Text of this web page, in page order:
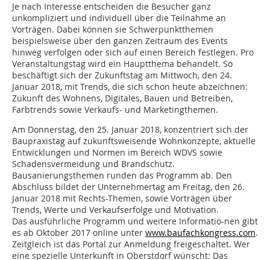
Je nach Interesse entscheiden die Besucher ganz
unkompliziert und individuell über die Teilnahme an
Vorträgen. Dabei können sie Schwerpunktthemen
beispielsweise über den ganzen Zeitraum des Events
hinweg verfolgen oder sich auf einen Bereich festlegen. Pro
Veranstaltungstag wird ein Hauptthema behandelt. So
beschäftigt sich der Zukunftstag am Mittwoch, den 24.
Januar 2018, mit Trends, die sich schon heute abzeichnen:
Zukunft des Wohnens, Digitales, Bauen und Betreiben,
Farbtrends sowie Verkaufs- und Marketingthemen.
Am Donnerstag, den 25. Januar 2018, konzentriert sich der
Baupraxistag auf zukunftsweisende Wohnkonzepte, aktuelle
Entwicklungen und Normen im Bereich WDVS sowie
Schadensvermeidung und Brandschutz.
Bausanierungsthemen runden das Programm ab. Den
Abschluss bildet der Unternehmertag am Freitag, den 26.
Januar 2018 mit Rechts-Themen, sowie Vorträgen über
Trends, Werte und Verkaufserfolge und Motivation.
Das ausführliche Programm und weitere Informatio-nen gibt
es ab Oktober 2017 online unter www.baufachkongress.com.
Zeitgleich ist das Portal zur Anmeldung freigeschaltet. Wer
eine spezielle Unterkunft in Oberstdorf wünscht: Das